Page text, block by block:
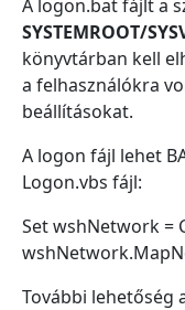
A logon.bat fájlt a
SYSTEMROOT/
könyvtárban kell
a felhasználókra
beállításokat.
A logon fájl lehet
Logon.vbs fájl:
Set wshNetwork =
További lehetőség